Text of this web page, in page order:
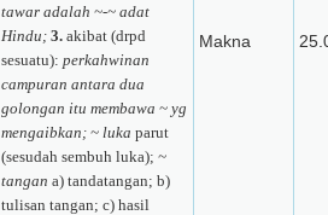
tawar adalah ~-~ adat
Hindu; 3. akibat (drpd
sesuatu): perkahwinan
campuran antara dua
golongan itu membawa ~ yg
mengaibkan; ~ luka parut
(sesudah sembuh luka); ~
tangan a) tandatangan; b)
tulisan tangan; c) hasil
Makna